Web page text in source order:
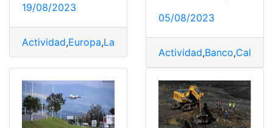
19/08/2023
Actividad,Europa,Latino
05/08/2023
Actividad,Banco,